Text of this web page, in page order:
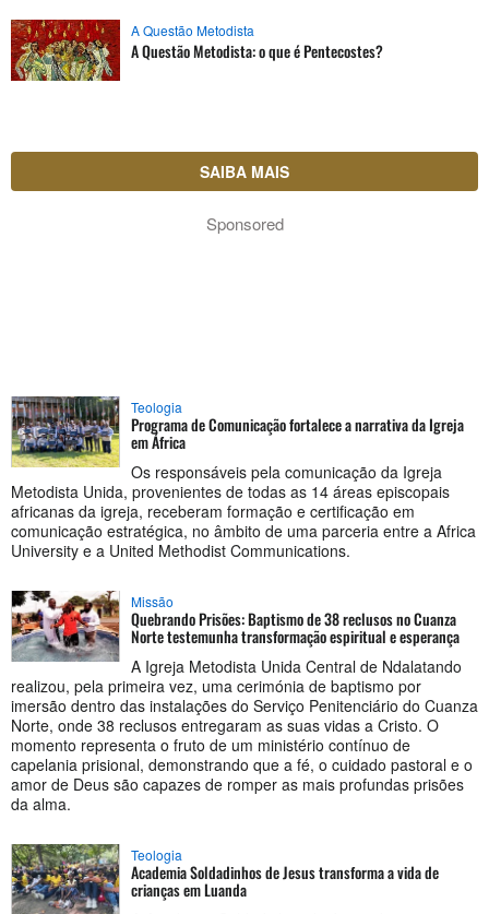
A Questão Metodista
A Questão Metodista: o que é Pentecostes?
SAIBA MAIS
Sponsored
Teologia
Programa de Comunicação fortalece a narrativa da Igreja
em África
Os responsáveis pela comunicação da Igreja
Metodista Unida, provenientes de todas as 14 áreas episcopais
africanas da igreja, receberam formação e certificação em
comunicação estratégica, no âmbito de uma parceria entre a Africa
University e a United Methodist Communications.
Missão
Quebrando Prisões: Baptismo de 38 reclusos no Cuanza
Norte testemunha transformação espiritual e esperança
A Igreja Metodista Unida Central de Ndalatando
realizou, pela primeira vez, uma cerimónia de baptismo por
imersão dentro das instalações do Serviço Penitenciário do Cuanza
Norte, onde 38 reclusos entregaram as suas vidas a Cristo. O
momento representa o fruto de um ministério contínuo de
capelania prisional, demonstrando que a fé, o cuidado pastoral e o
amor de Deus são capazes de romper as mais profundas prisões
da alma.
Teologia
Academia Soldadinhos de Jesus transforma a vida de
crianças em Luanda